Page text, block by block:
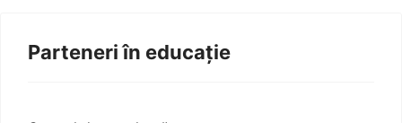
Parteneri în educație